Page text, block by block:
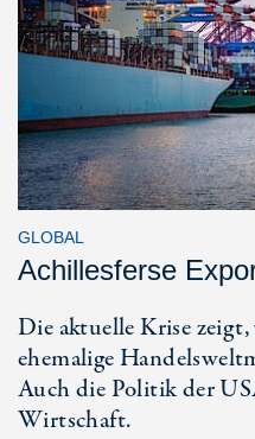
GLOBAL
Achillesferse
Die aktuelle Krise
ehemalige
Auch die Politik der
Wirtschaft.